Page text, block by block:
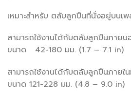
เหมาะสำหรับ ตลับลูกปืนที่นั่งอยู่บนเ
สามารถใช้งานได้กับตลับลูกปืนภาย
ขนาด 42-180 มม. (1.7 – 7.1 in)
สามารถใช้งานได้กับตลับลูกปืนภายใ
ขนาด 121-228 มม. (4.8 – 9.0 in)